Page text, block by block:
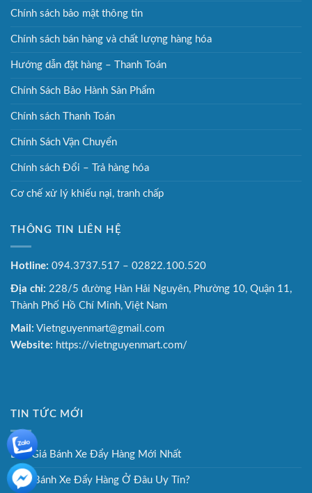
Chính sách bảo mật thông tin
Chính sách bán hàng và chất lượng hàng hóa
Hướng dẫn đặt hàng – Thanh Toán
Chính Sách Bảo Hành Sản Phẩm
Chính sách Thanh Toán
Chính Sách Vận Chuyển
Chính sách Đổi – Trả hàng hóa
Cơ chế xử lý khiếu nại, tranh chấp
THÔNG TIN LIÊN HỆ
Hotline: 094.3737.517 – 02822.100.520
Địa chỉ: 228/5 đường Hàn Hải Nguyên, Phường 10, Quận 11,
Thành Phố Hồ Chí Minh, Việt Nam
Mail: Vietnguyenmart@gmail.com
Website: https://vietnguyenmart.com/
TIN TỨC MỚI
Báo Giá Bánh Xe Đẩy Hàng Mới Nhất
Mua Bánh Xe Đẩy Hàng Ở Đâu Uy Tín?